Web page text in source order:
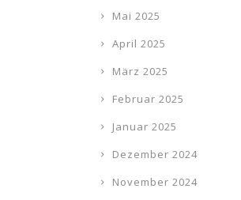
Mai 2025
April 2025
März 2025
Februar 2025
Januar 2025
Dezember 2024
November 2024